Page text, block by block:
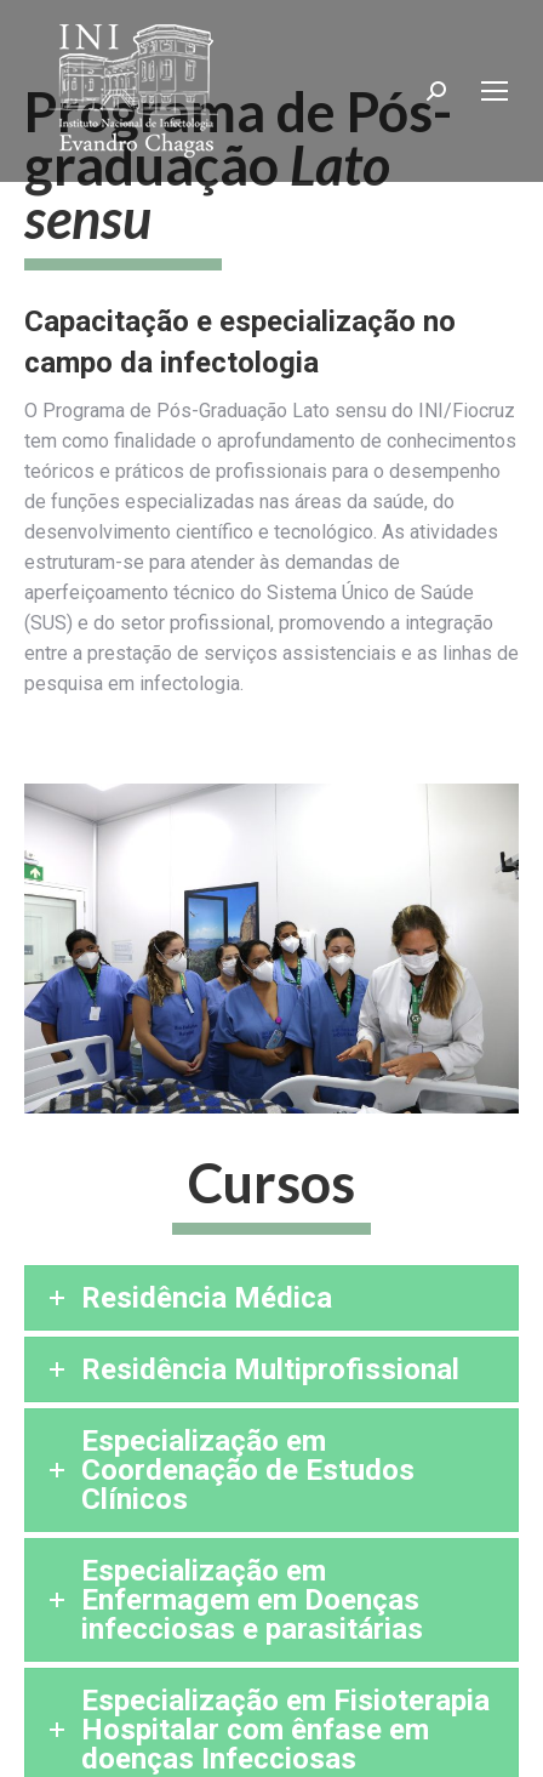
Search:
Programa de Pós-
graduaçãoLato
sensu
Capacitação e especialização no
campo da infectologia
O Programa de Pós-Graduação Lato sensu do INI/Fiocruz
tem como finalidade o aprofundamento de conhecimentos
teóricos e práticos de profissionais para o desempenho
de funções especializadas nas áreas da saúde, do
desenvolvimento científico e tecnológico. As atividades
estruturam-se para atender às demandas de
aperfeiçoamento técnico do Sistema Único de Saúde
(SUS) e do setor profissional, promovendo a integração
entre a prestação de serviços assistenciais e as linhas de
pesquisa em infectologia.
Cursos
Residência Médica
Residência Multiprofissional
Especialização em
Coordenação de Estudos
Clínicos
Especialização em
Enfermagem em Doenças
infecciosas e parasitárias
Especialização em Fisioterapia
Hospitalar com ênfase em
doenças Infecciosas